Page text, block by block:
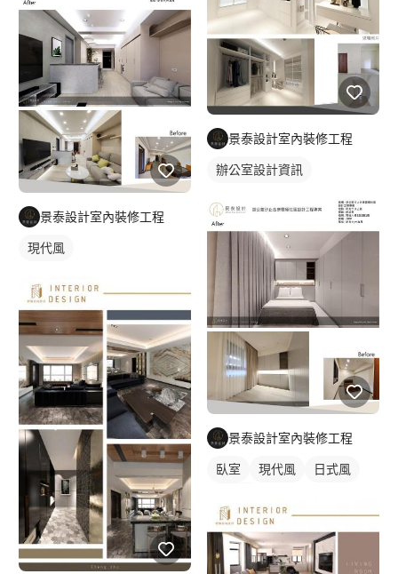
完成收尾，幫客戶把關施工品質非常重要的角色,監工費一般收費
標準佔總工程費10~15％費用。(包含繪製施工圖與系統套圖)。 Q:
工程是給設計師,還是我自己發包呢？ A:自己發包也可以,不過你要
花很多時間,很多工班做不出你的預期,導致修改追加糾紛等問題,如
果交給設計師當然省去很多問題可以控制預算,施工品質把關,還有
售後服務雖然費用上貴一些,這麼算都划算歐。 Q:設計公司繪圖估
價要多久時間呢？ A:從丈量到第一次平面配置約7個工作天，確認
平面圖後估價預計14個工作天。 Q:施工時間大約多久？ A:一般住
宅30坪約45個工作天，商業空間30坪約60個工作天。 Q:我自己搞
不清預算這麼辦？ A:預算會影響裝潢內容先詢問設計師，也可以
抓出總預算提供給設計師幫你評估是否可以執行或是自己分割預
算:例如設計費,工程費,監工費,家電傢俱等費用 Q:擔心被設計師當
盤子嗎？ 人生有幾次裝潢呢?現在網路發達,查詢價格透明超簡單(不
是比便宜就好,魔鬼藏在細節裡)1.一分錢一分貨觀念2.事前溝通項目
數量材質標示3.簽訂合約避免糾紛。 Q:為何市面上有些說不用設計
費呢？ A:有可能會把設計費加在工程報價或是其他項目。 Q:為何
系統櫃公司畫圖都不用費用 A:一般設計公司初期丈量，繪製平面
配置 初估報價是不須費用，等確認價格後，才會付訂金，再次修
改繪製圖面確認進行工程事項。 Q:為何設計公司不做局部修繕 A:
因為局部修繕費用比較高，例如安裝單項物品須要工資或是局部修
繕油漆漏水，因為量少成本會很高，客戶比較沒有辦法接受，通常
都是針對老客戶做服務為主。 Q:為何設計公司單項採購會比網路
貴 A:有可能用大陸貨比價，客戶要把運費,安裝,保固,等現場因素考
量進來，這也是客戶比較有爭議的問題，我們都會先告知產品好壞
及費用客戶同意再施作。 Q:為何空調,家飾,傢具,家電,設計公司不
包含？ A:因為價差很大比較有爭議，家電家具採購須要花較長時
間挑選製作清單給客戶確認，一般設計公司比較不會去做，我們公
司可以幫客戶採購但須要5%服務費因為人事成本考量，所以我們
都會建議傢俱店給客戶參考,或是提供設計師陪同挑選。 Q:我需要
景泰設計室內裝修工程
現代風
景泰設計室內裝修工程
辦公室設計資訊
景泰設計室內裝修工程
臥室 現代風
日式風